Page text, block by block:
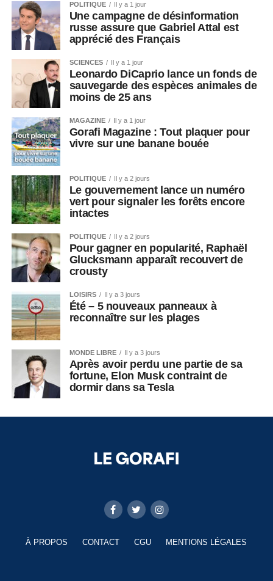
POLITIQUE Il y a 1 jour
Une campagne de désinformation
russe assure que Gabriel Attal est
apprécié des Français
SCIENCES Il y a 1 jour
Leonardo DiCaprio lance un fonds de
sauvegarde des espèces animales de
moins de 25 ans
MAGAZINE Il y a 1 jour
Gorafi Magazine : Tout plaquer pour
vivre sur une banane bouée
POLITIQUE Il y a 2 jours
Le gouvernement lance un numéro
vert pour signaler les forêts encore
intactes
POLITIQUE Il y a 2 jours
Pour gagner en popularité, Raphaël
Glucksmann apparaît recouvert de
crousty
LOISIRS Il y a 3 jours
Été – 5 nouveaux panneaux à
reconnaître sur les plages
MONDE LIBRE Il y a 3 jours
Après avoir perdu une partie de sa
fortune, Elon Musk contraint de
dormir dans sa Tesla
À PROPOS CONTACT CGU MENTIONS LÉGALES